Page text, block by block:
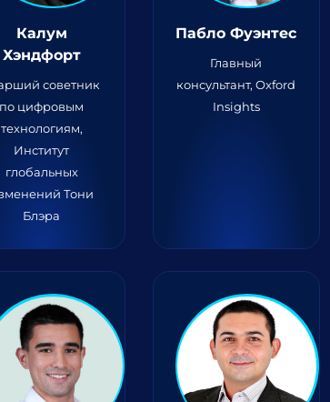
Калум
Хэндфорт
советник
по цифровым
технологиям,
Институт
глобальных
Тони
Блэра
Пабло Фуэнтес
Главный
консультант, Oxford
Insights